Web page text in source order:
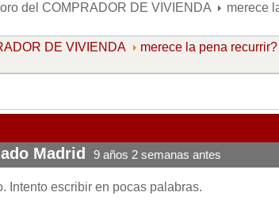
del COMPRADOR DE VIVIENDA merece
DE VIVIENDA
merece la pena
Madrid 9 años 2 semanas antes
Intento escribir en pocas palabras.